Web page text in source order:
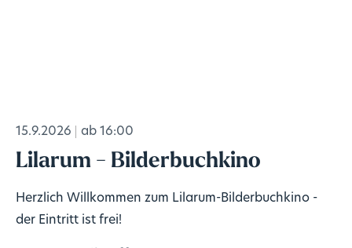
15.9.2026 ab 16:00
Lilarum - Bilderbuchkino
Herzlich Willkommen zum Lilarum-Bilderbuchkino -
der Eintritt ist frei!